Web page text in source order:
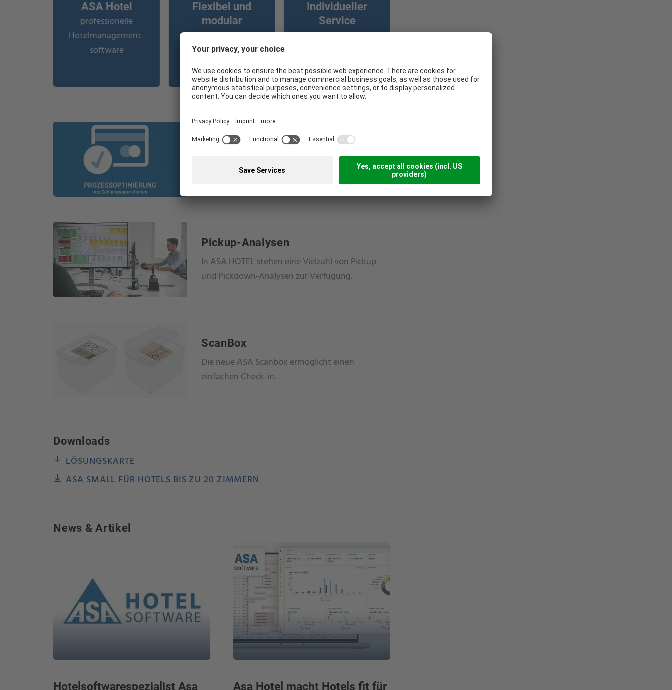
ASA Hotel
professionelle
Hotelmanagement-
software
Flexibel und
modular
für zufriedene
Mitarbeiter und
Gäste
Individueller
Service
durch persönliche
Payment-Lösung
Sichere Abwicklung von Kartenzahlung
Pickup-Analysen
In ASA HOTEL stehen eine Vielzahl von Pickup-
und Pickdown-Analysen zur Verfügung.
ScanBox
Die neue ASA Scanbox ermöglicht einen
einfachen Check-in.
Downloads
LÖSUNGSKARTE
ASA SMALL FÜR HOTELS BIS ZU 20 ZIMMERN
News & Artikel
Hotelsoftwarespezialist Asa
Asa Hotel macht Hotels fit für